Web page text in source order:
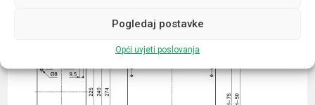
Pogledaj postavke
Opći uvjeti poslovanja